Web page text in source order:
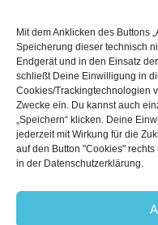
Mit dem Anklicken des Buttons
Speicherung dieser technisch
Endgerät und in den Einsatz
schließt Deine Einwilligung in
Cookies/Trackingtechnologien
Zwecke ein. Du kannst auch
„Speichern“ klicken. Deine
jederzeit mit Wirkung für die
auf den Button "Cookies"
in der Datenschutzerklärung.
©